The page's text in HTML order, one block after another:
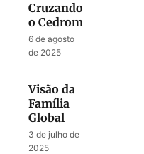
Cruzando
o Cedrom
6 de agosto
de 2025
Visão da
Família
Global
3 de julho de
2025